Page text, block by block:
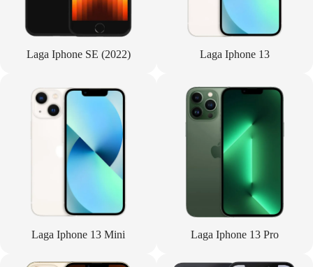
Laga Iphone SE (2022) Laga Iphone 13
Laga Iphone 13 Mini Laga Iphone 13 Pro